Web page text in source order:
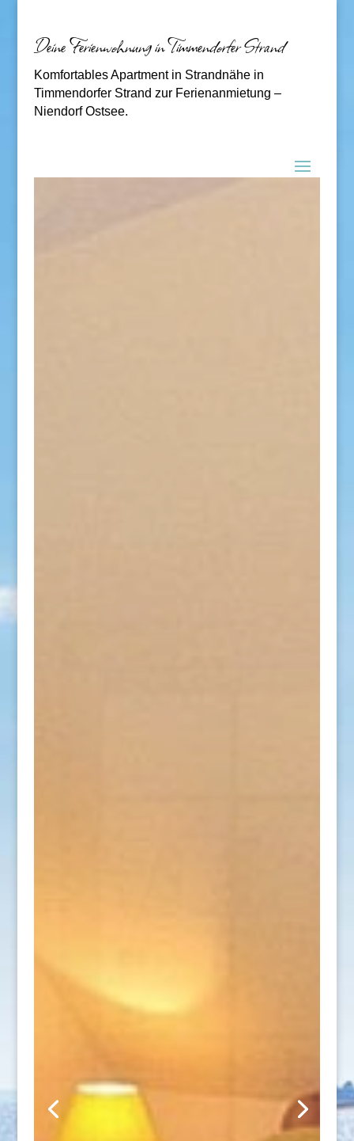
Deine Ferienwohnung in Timmendorfer Strand
Komfortables Apartment in Strandnähe in
Timmendorfer Strand zur Ferienanmietung –
Niendorf Ostsee.